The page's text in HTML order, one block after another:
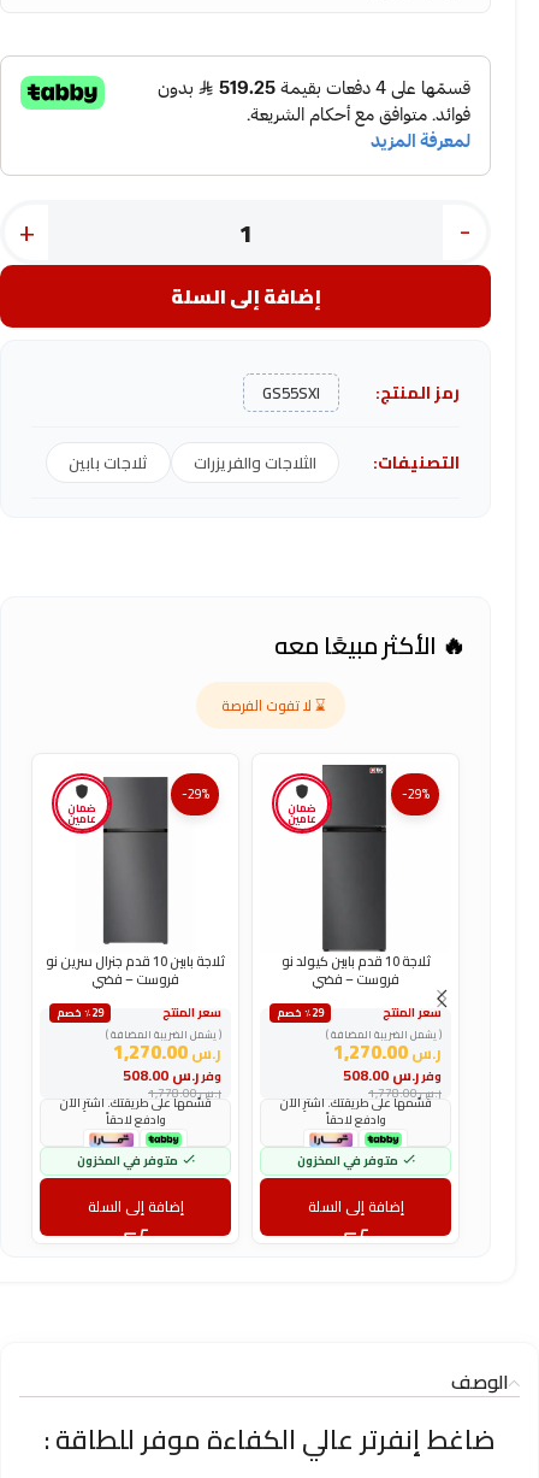
-
+
إضافة إلى السلة
رمز المنتج: GS55SXI
التصنيفات: الثلاجات والفريزرات ثلاجات بابين
🔥 الأكثر مبيعًا معه
⌛ لا تفوت الفرصة
ضمان
عامين
-29%
ثلاجة 10 قدم بابين كيولد نو
فروست – فضي
سعر المنتج
٪29 خصم
( يشمل الضريبة المضافة )
ر.س1,270.00
وفرر.س
ر.س1,778.00
قسّمها على طريقتك. اشترِ الآن
وادفع لاحقاً
متوفر في المخزون
إضافة إلى السلة
ضمان
عامين
-29%
ثلاجة بابين 10 قدم جنرال سرين نو
فروست – فضي
سعر المنتج
٪29 خصم
( يشمل الضريبة المضافة )
ر.س1,270.00
وفرر.س
ر.س1,778.00
قسّمها على طريقتك. اشترِ الآن
وادفع لاحقاً
متوفر في المخزون
إضافة إلى السلة
الوصف
ضاغط إنفرتر عالي الكفاءة موفر للطاقة :